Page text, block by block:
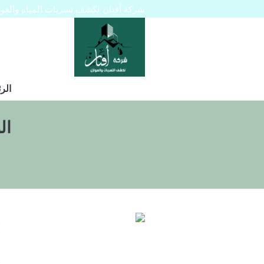
شركة أفنان لكشف تسربات المياه والعوازل